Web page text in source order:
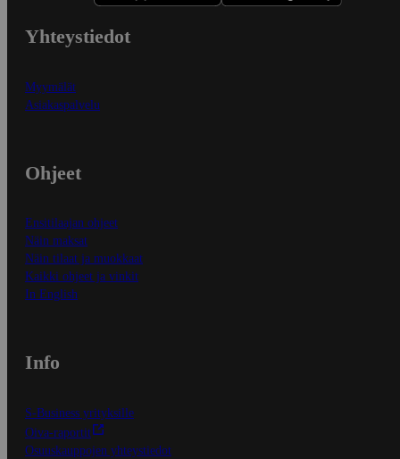
Yhteystiedot
Myymälät
Asiakaspalvelu
Ohjeet
Ensitilaajan ohjeet
Näin maksat
Näin tilaat ja muokkaat
Kaikki ohjeet ja vinkit
In English
Info
S-Business yrityksille
Oiva-raportit
Osuuskauppojen yhteystiedot